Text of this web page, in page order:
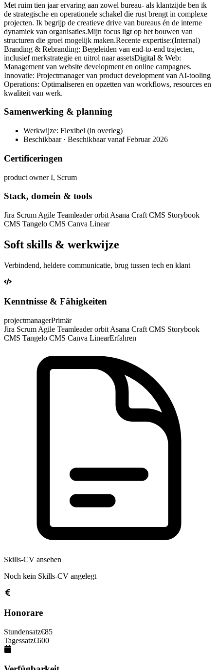
​Met ruim tien jaar ervaring aan zowel bureau- als klantzijde ben ik
de strategische en operationele schakel die rust brengt in complexe
projecten. Ik begrijp de creatieve drive van bureaus én de interne
dynamiek van organisaties. ​Mijn focus ligt op het bouwen van
structuren die groei mogelijk maken. ​ Recente expertise: ​(Internal)
Branding & Rebranding: Begeleiden van end-to-end trajecten,
inclusief merkstrategie en uitrol naar assets ​Digital & Web:
Management van website development en online campagnes. ​
Innovatie: Projectmanager van product development van AI-tooling ​
Operations: Optimaliseren en opzetten van workflows, resources en
kwaliteit van werk.
Samenwerking & planning
Werkwijze: Flexibel (in overleg)
Beschikbaar · Beschikbaar vanaf Februar 2026
Certificeringen
product owner I, Scrum
Stack, domein & tools
Jira Scrum Agile Teamleader orbit Asana Craft CMS Storybook
CMS Tangelo CMS Canva Linear
Soft skills & werkwijze
Verbindend, heldere communicatie, brug tussen tech en klant
Kenntnisse & Fähigkeiten
projectmanagerPrimär
Jira Scrum Agile Teamleader orbit Asana Craft CMS Storybook
CMS Tangelo CMS Canva LinearErfahren
Skills-CV ansehen
Noch kein Skills-CV angelegt
Honorare
Stundensatz€85
Tagessatz€600